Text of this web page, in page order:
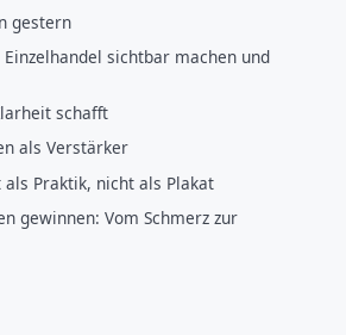
gestern
Einzelhandel sichtbar machen und
schafft
als Verstärker
Praktik, nicht als Plakat
gewinnen: Vom Schmerz zur